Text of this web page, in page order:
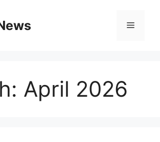
Menu
April 2026